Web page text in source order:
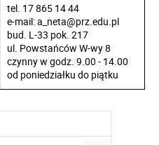
tel. 17 865 14 44
e-mail: a_neta@prz.edu.pl
bud. L-33 pok. 217
ul. Powstańców W-wy 8
czynny w godz. 9.00 - 14.00
od poniedziałku do piątku